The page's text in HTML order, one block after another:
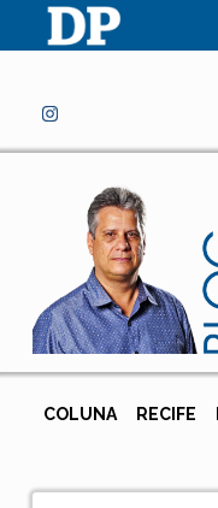
COLUNA RECIFE